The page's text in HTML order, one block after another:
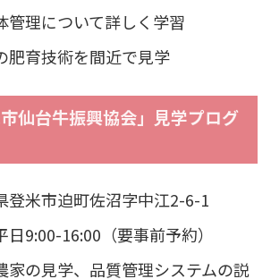
管理について詳しく学習
肥育技術を間近で見学
仙台牛振興協会」見学プログ
登米市迫町佐沼字中江2-6-1
日9:00-16:00（要事前予約）
家の見学、品質管理システムの説